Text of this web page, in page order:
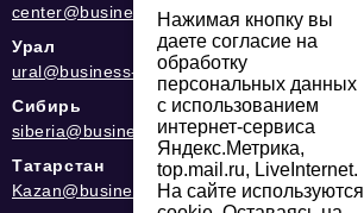
center@business-magazine.online
Урал
ural@business-magazine.online
Сибирь
siberia@business-magazine.online
Татарстан
Kazan@business-magazine.online
Нажимая кнопку вы
даете согласие на
обработку
персональных данных
с использованием
интернет-сервиса
Яндекс.Метрика,
top.mail.ru, LiveInternet.
На сайте используются